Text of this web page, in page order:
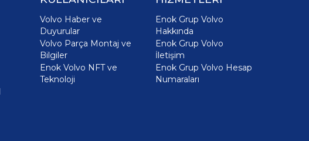
Volvo Haber ve
Duyurular
Volvo Parça Montaj ve
Bilgiler
Enok Volvo NFT ve
Teknoloji
Enok Grup Volvo
Hakkında
Enok Grup Volvo
İletişim
Enok Grup Volvo Hesap
Numaraları